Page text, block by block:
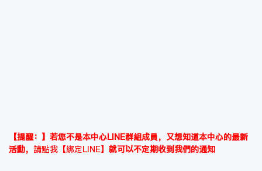
【提醒：】若您不是本中心LINE群組成員，又想知道本中心的最新
活動， 請點我【綁定LINE】 就可以不定期收到我們的通知